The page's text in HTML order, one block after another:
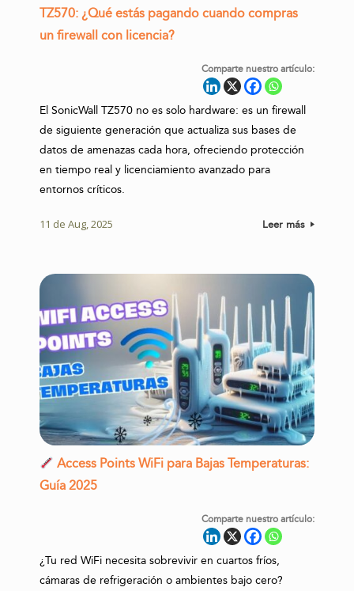
TZ570: ¿Qué estás pagando cuando compras
un firewall con licencia?
Comparte nuestro artículo:
El SonicWall TZ570 no es solo hardware: es un firewall
de siguiente generación que actualiza sus bases de
datos de amenazas cada hora, ofreciendo protección
en tiempo real y licenciamiento avanzado para
entornos críticos.
11 de Aug, 2025 Leer más
Access Points WiFi para Bajas Temperaturas:
Guía 2025
Comparte nuestro artículo:
¿Tu red WiFi necesita sobrevivir en cuartos fríos,
cámaras de refrigeración o ambientes bajo cero?